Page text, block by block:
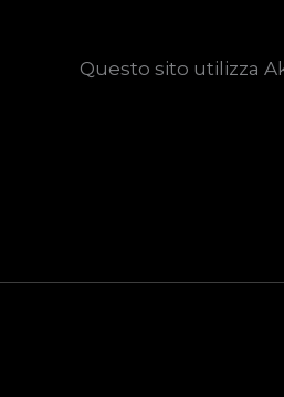
Questo sito utilizza